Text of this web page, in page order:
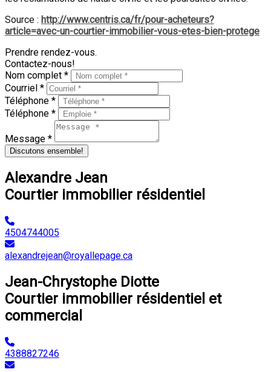
Source : http://www.centris.ca/fr/pour-acheteurs?
article=avec-un-courtier-immobilier-vous-etes-bien-protege
Prendre rendez-vous.
Contactez-nous!
Nom complet *
Courriel *
Téléphone *
Téléphone *
Message *
Discutons ensemble!
Alexandre Jean
Courtier immobilier résidentiel
4504744005
alexandrejean@royallepage.ca
Jean-Chrystophe Diotte
Courtier immobilier résidentiel et
commercial
4388827246